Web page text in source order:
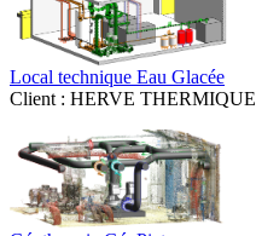
Local technique Eau Glacée
Client : HERVE THERMIQUE